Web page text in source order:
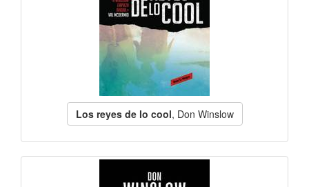
Los reyes de lo cool, Don Winslow